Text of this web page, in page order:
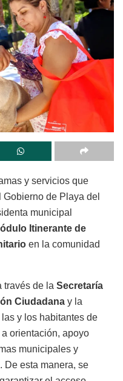
y servicios que
de Playa del
municipal
Itinerante de
en la comunidad
través de la Secretaría
Ciudadana y la
las y los habitantes de
orientación, apoyo
municipales y
De esta manera, se